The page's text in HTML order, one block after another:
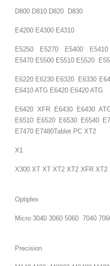
D800 D810 D820 D830
E4200 E4300 E4310
E5250 E5270 E5400
E5470 E5500 E5510 E5520
E6220 E6230 E6320 E6330
E6410 ATG E6420 E6420 ATG
E6420 XFR E6430 E6430
E6510 E6520 E6530 E6540
E7470 E7480Tablet PC XT2
X1
X300 XT XT XT2 XT2 XFR XT2
Optiplex
Micro 3040 3060 5060 7040
Precision